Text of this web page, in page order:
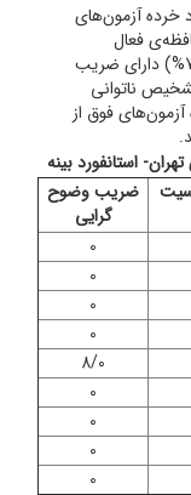
خرده آزمون‌های
دانش غیرکلامی‌80%، حافظه‌ی فعال
کلامی(3/73%) و حافظه‌ی فعال غیرکلامی(7/71%) دارای ضریب
تشخیص ناتوانی
فوق از
ضریب وضوح
گرایی
0
0
0
0
8/0
0
0
0
0